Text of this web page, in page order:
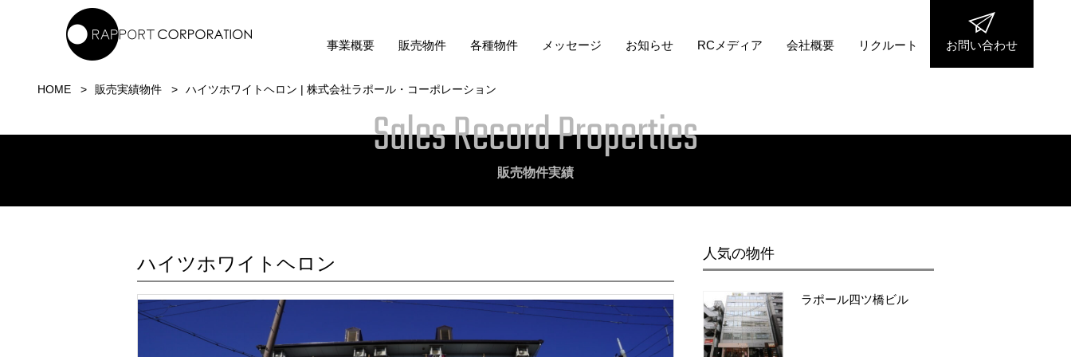
事業概要 販売物件 各種物件 メッセージ お知らせ RCメディア 会社概要 リクルート お問い合わせ
HOME 販売実績物件 ハイツホワイトヘロン | 株式会社ラポール・コーポレーション
Sales Record Properties
販売物件実績
ハイツホワイトヘロン 人気の物件
ラポール四ツ橋ビル